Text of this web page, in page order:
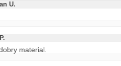
U.
material.